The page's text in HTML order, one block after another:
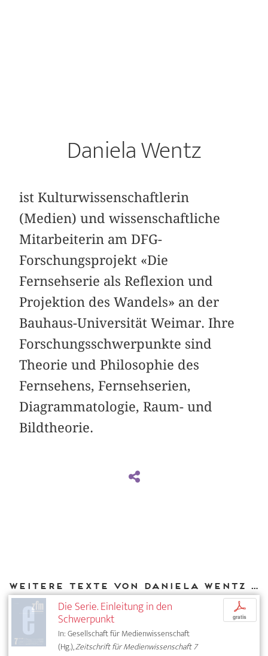
Daniela Wentz
ist Kulturwissenschaftlerin
(Medien) und wissenschaftliche
Mitarbeiterin am DFG-
Forschungsprojekt «Die
Fernsehserie als Reflexion und
Projektion des Wandels» an der
Bauhaus-Universität Weimar. Ihre
Forschungsschwerpunkte sind
Theorie und Philosophie des
Fernsehens, Fernsehserien,
Diagrammatologie, Raum- und
Bildtheorie.
Weitere Texte von Daniela Wentz bei DIAPHANES
Die Serie. Einleitung in den
Schwerpunkt
In: Gesellschaft für Medienwissenschaft
(Hg.),Zeitschrift für Medienwissenschaft 7
p
gratis